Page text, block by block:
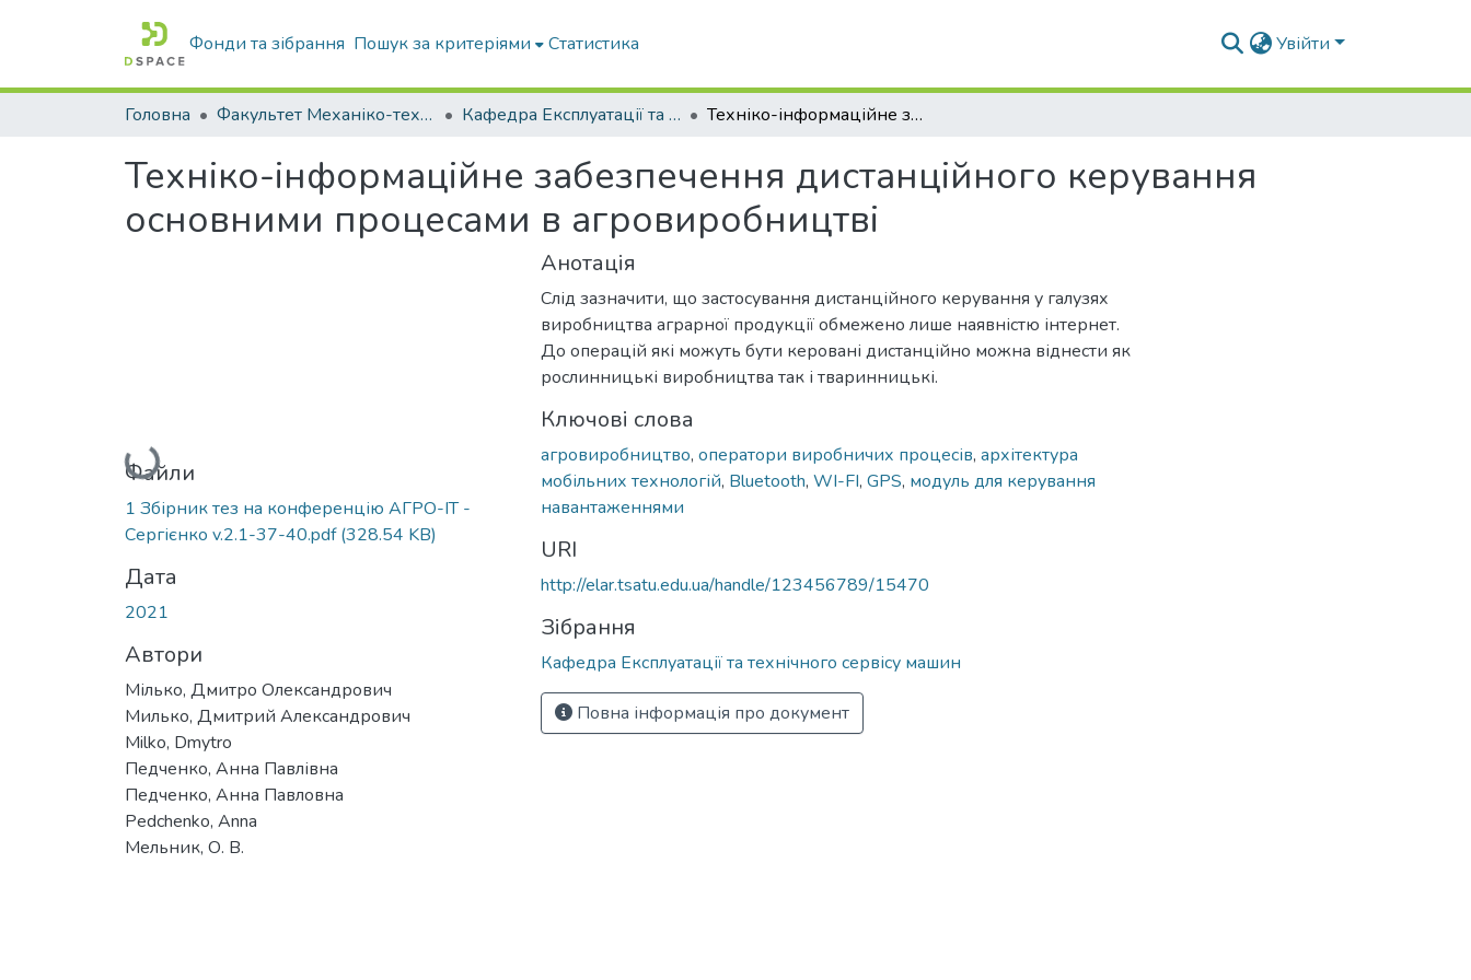
Фонди та зібрання Пошук за критеріями Статистика Увійти
Головна Факультет Механіко-технологічний Кафедра Експлуатації та технічного сервісу машин Техніко-інформаційне забезпечення дистанційного керування основними процесами в агровиробництві
Техніко-інформаційне забезпечення дистанційного керування
основними процесами в агровиробництві
Вантажиться...
Файли
1 Збірник тез на конференцію АГРО-ІТ -
Сергієнко v.2.1-37-40.pdf(328.54 KB)
Дата
2021
Автори
Мілько, Дмитро Олександрович
Милько, Дмитрий Александрович
Milko, Dmytro
Педченко, Анна Павлівна
Педченко, Анна Павловна
Pedchenko, Anna
Мельник, О. В.
Анотація
Слід зазначити, що застосування дистанційного керування у галузях
виробництва аграрної продукції обмежено лише наявністю інтернет.
До операцій які можуть бути керовані дистанційно можна віднести як
рослинницькі виробництва так і тваринницькі.
Ключові слова
агровиробництво, оператори виробничих процесів, архітектура
мобільних технологій, Bluetooth, WI-FI, GPS, модуль для керування
навантаженнями
URI
http://elar.tsatu.edu.ua/handle/123456789/15470
Зібрання
Кафедра Експлуатації та технічного сервісу машин
Повна інформація про документ